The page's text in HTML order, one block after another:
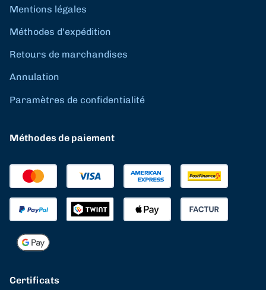
Mentions légales
Méthodes d'expédition
Retours de marchandises
Annulation
Paramètres de confidentialité
Méthodes de paiement
Certificats